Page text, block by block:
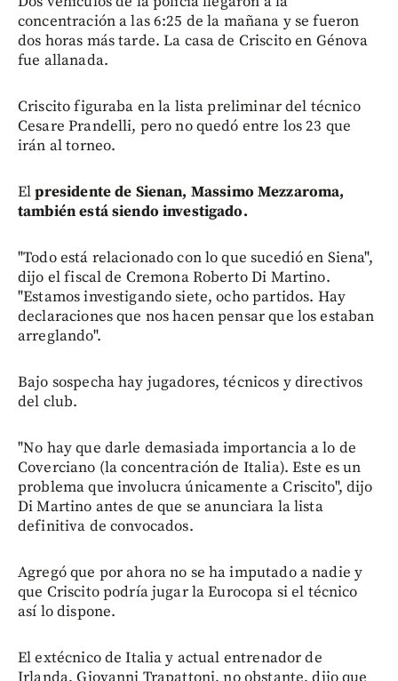
concentración a las 6:25 de la mañana y se fueron
dos horas más tarde. La casa de Criscito en Génova
fue allanada.
Criscito figuraba en la lista preliminar del técnico
Cesare Prandelli, pero no quedó entre los 23 que
irán al torneo.
Elpresidente de Sienan, Massimo Mezzaroma,
también está siendo investigado.
"Todo está relacionado con lo que sucedió en Siena",
dijo el fiscal de Cremona Roberto Di Martino.
"Estamos investigando siete, ocho partidos. Hay
declaraciones que nos hacen pensar que los estaban
arreglando".
Bajo sospecha hay jugadores, técnicos y directivos
del club.
"No hay que darle demasiada importancia a lo de
Coverciano (la concentración de Italia). Este es un
problema que involucra únicamente a Criscito", dijo
Di Martino antes de que se anunciara la lista
definitiva de convocados.
Agregó que por ahora no se ha imputado a nadie y
que Criscito podría jugar la Eurocopa si el técnico
así lo dispone.
El extécnico de Italia y actual entrenador de
Irlanda, Giovanni Trapattoni, no obstante, dijo que